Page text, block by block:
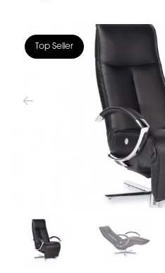
Top Seller